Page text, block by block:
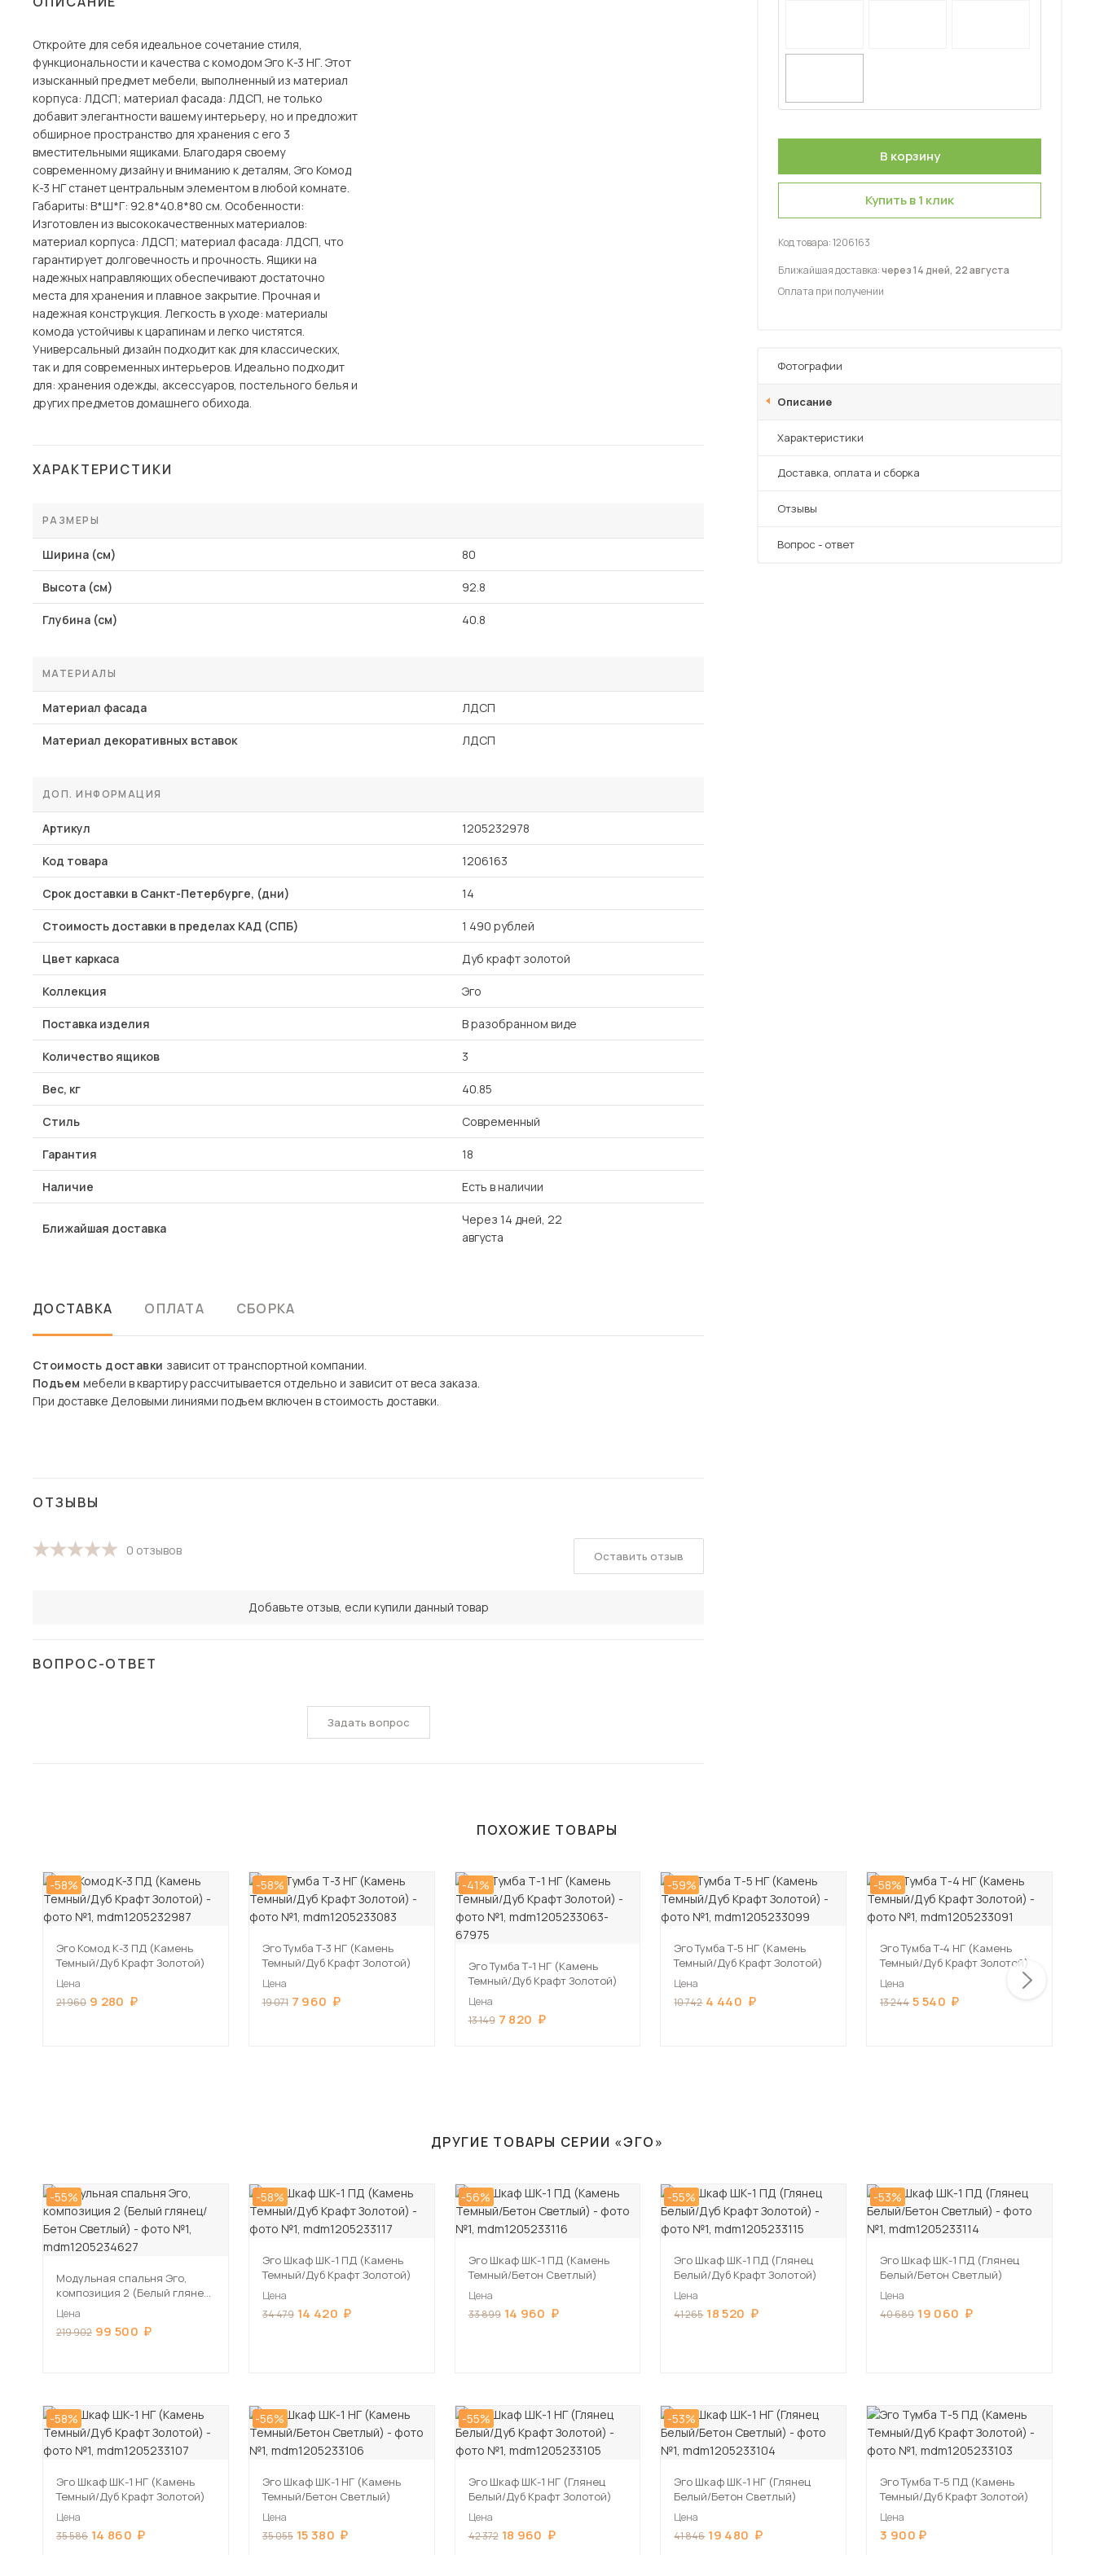
Шкафы и стеллажи
Комоды и тумбы
Вешалки и обувницы
Гарнитуры
Купить в 1 клик
Код товара:1206163
Ближайшая доставка:через 14 дней, 22 августа
Оплата при получении
Фотографии
Описание
Характеристики
Преимущества
Доставка, оплата и сборка
Отзывы
Вопрос - ответ
Откройте для себя идеальное сочетание стиля,
функциональности и качества с комодом Эго К-3 НГ. Этот
изысканный предмет мебели, выполненный из материал
корпуса: ЛДСП; материал фасада: ЛДСП, не только
добавит элегантности вашему интерьеру, но и предложит
обширное пространство для хранения с его 3
вместительными ящиками. Благодаря своему
современному дизайну и вниманию к деталям, Эго Комод
К-3 НГ станет центральным элементом в любой комнате.
Габариты: В*Ш*Г: 92.8*40.8*80 см. Особенности:
Изготовлен из высококачественных материалов:
материал корпуса: ЛДСП; материал фасада: ЛДСП, что
гарантирует долговечность и прочность. Ящики на
надежных направляющих обеспечивают достаточно
места для хранения и плавное закрытие. Прочная и
надежная конструкция. Легкость в уходе: материалы
комода устойчивы к царапинам и легко чистятся.
Универсальный дизайн подходит как для классических,
так и для современных интерьеров. Идеально подходит
для: хранения одежды, аксессуаров, постельного белья и
других предметов домашнего обихода.
ХАРАКТЕРИСТИКИ
РАЗМЕРЫ
Ширина (см) 80
Высота (см) 92.8
Глубина (см) 40.8
МАТЕРИАЛЫ
Материал фасада ЛДСП
Материал декоративных вставок ЛДСП
ДОП. ИНФОРМАЦИЯ
Артикул 1205232978
Код товара 1206163
Срок доставки в Санкт-Петербурге, (дни) 14
Стоимость доставки в пределах КАД (СПБ) 1 490 рублей
Цвет каркаса Дуб крафт золотой
Коллекция Эго
Поставка изделия В разобранном виде
Количество ящиков 3
Вес, кг 40.85
Стиль Современный
Гарантия 18
Наличие Есть в наличии
Ближайшая доставка
Через 14 дней, 22
августа
ДОСТАВКА ОПЛАТА СБОРКА
Стоимость доставки зависит от транспортной компании.
Подъем мебели в квартиру рассчитывается отдельно и зависит от веса заказа.
При доставке Деловыми линиями подъем включен в стоимость доставки.
ОТЗЫВЫ
0 отзывов
Добавьте отзыв, если купили данный товар
Оставить отзыв
ВОПРОС-ОТВЕТ
Задать вопрос
ПОХОЖИЕ ТОВАРЫ
-58%
Эго Комод К-3 ПД (Камень
Темный/Дуб Крафт Золотой)
Цена
21 960 9 280
-58%
Эго Тумба Т-3 НГ (Камень
Темный/Дуб Крафт Золотой)
Цена
19 071 7 960
-41%
Эго Тумба Т-1 НГ (Камень
Темный/Дуб Крафт Золотой)
Цена
13 149 7 820
-59%
Эго Тумба Т-5 НГ (Камень
Темный/Дуб Крафт Золотой)
Цена
10 742 4 440
-58%
Эго Тумба Т-4 НГ (Камень
Темный/Дуб Крафт Золотой)
Цена
13 244 5 540
ДРУГИЕ ТОВАРЫ СЕРИИ «ЭГО»
-55%
Модульная спальня Эго,
композиция 2 (Белый глянец/
Бетон Светлый)
Цена
219 902 99 500
-58%
Эго Шкаф ШК-1 ПД (Камень
Темный/Дуб Крафт Золотой)
Цена
34 479 14 420
-56%
Эго Шкаф ШК-1 ПД (Камень
Темный/Бетон Светлый)
Цена
33 899 14 960
-55%
Эго Шкаф ШК-1 ПД (Глянец
Белый/Дуб Крафт Золотой)
Цена
41 265 18 520
-53%
Эго Шкаф ШК-1 ПД (Глянец
Белый/Бетон Светлый)
Цена
40 689 19 060
-58%
Эго Шкаф ШК-1 НГ (Камень
Темный/Дуб Крафт Золотой)
Цена
35 586 14 860
-56%
Эго Шкаф ШК-1 НГ (Камень
Темный/Бетон Светлый)
Цена
35 055 15 380
-55%
Эго Шкаф ШК-1 НГ (Глянец
Белый/Дуб Крафт Золотой)
Цена
42 372 18 960
-53%
Эго Шкаф ШК-1 НГ (Глянец
Белый/Бетон Светлый)
Цена
41 846 19 480
Эго Тумба Т-5 ПД (Камень
Темный/Дуб Крафт Золотой)
Цена
3 900